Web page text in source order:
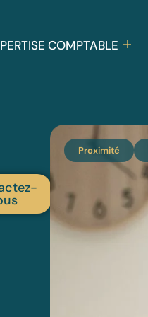
COMPTABLE
Proximité